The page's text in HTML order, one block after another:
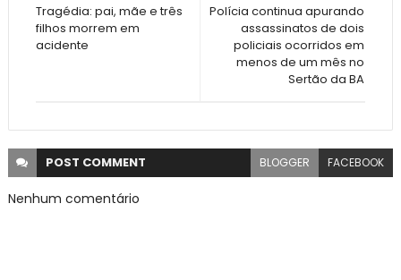
Polícia continua apurando
assassinatos de dois
policiais ocorridos em
menos de um mês no
Sertão da BA
Tragédia: pai, mãe e três
filhos morrem em
acidente
POST COMMENT BLOGGER FACEBOOK
Nenhum comentário